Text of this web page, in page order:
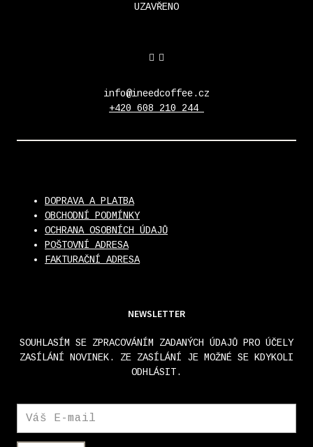
UZAVŘENO
info@ineedcoffee.cz
+420 608 210 244
DOPRAVA A PLATBA
OBCHODNÍ PODMÍNKY
OCHRANA OSOBNÍCH ÚDAJŮ
POŠTOVNÍ ADRESA
FAKTURAČNÍ ADRESA
NEWSLETTER
SOUHLASÍM SE ZPRACOVÁNÍM ZADANÝCH ÚDAJŮ PRO ÚČELY
ZASÍLÁNÍ NOVINEK. ZE ZASÍLÁNÍ JE MOŽNÉ SE KDYKOLI
ODHLÁSIT.